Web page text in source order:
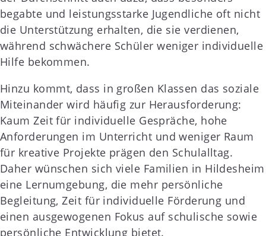
begabte und leistungsstarke Jugendliche oft nicht
die Unterstützung erhalten, die sie verdienen,
während schwächere Schüler weniger individuelle
Hilfe bekommen.
Hinzu kommt, dass in großen Klassen das soziale
Miteinander wird häufig zur Herausforderung:
Kaum Zeit für individuelle Gespräche, hohe
Anforderungen im Unterricht und weniger Raum
für kreative Projekte prägen den Schulalltag.
Daher wünschen sich viele Familien in Hildesheim
eine Lernumgebung, die mehr persönliche
Begleitung, Zeit für individuelle Förderung und
einen ausgewogenen Fokus auf schulische sowie
persönliche Entwicklung bietet.